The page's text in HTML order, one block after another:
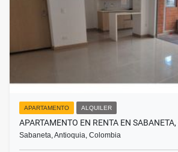
APARTAMENTO ALQUILER
APARTAMENTO EN RENTA EN SABANETA,
Sabaneta, Antioquia, Colombia